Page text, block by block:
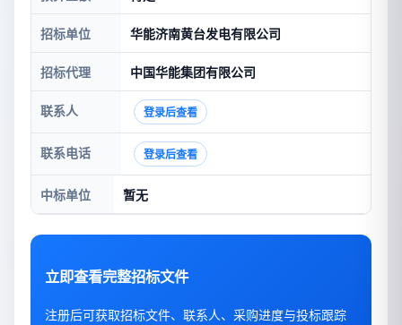
招标单位 华能济南黄台发电有限公司
招标代理 中国华能集团有限公司
联系人 登录后查看
联系电话 登录后查看
中标单位 暂无
立即查看完整招标文件
注册后可获取招标文件、联系人、采购进度与投标跟踪